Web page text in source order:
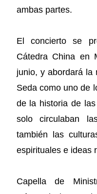
ambas partes.
El concierto se
Cátedra China en
junio, y abordará la
Seda como uno de
de la historia de
solo circulaban
también las
espirituales e ideas
Capella de